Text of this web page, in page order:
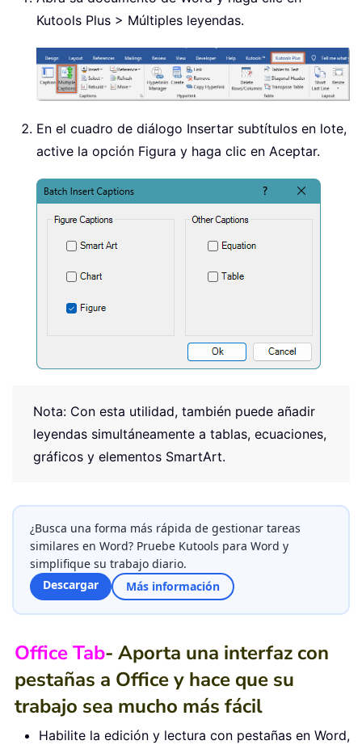
Kutools Plus > Múltiples leyendas.
En el cuadro de diálogo Insertar subtítulos en lote,
active la opción Figura y haga clic en Aceptar.
Nota: Con esta utilidad, también puede añadir
leyendas simultáneamente a tablas, ecuaciones,
gráficos y elementos SmartArt.
¿Busca una forma más rápida de gestionar tareas
similares en Word? Pruebe Kutools para Word y
simplifique su trabajo diario.
Descargar
Más información
Office Tab- Aporta una interfaz con
pestañas a Office y hace que su
trabajo sea mucho más fácil
Habilite la edición y lectura con pestañas en Word,